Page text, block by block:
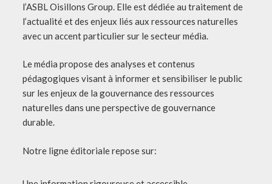
l’ASBL Oisillons Group. Elle est dédiée au traitement de
l’actualité et des enjeux liés aux ressources naturelles
avec un accent particulier sur le secteur média.
Le média propose des analyses et contenus
pédagogiques visant à informer et sensibiliser le public
sur les enjeux de la gouvernance des ressources
naturelles dans une perspective de gouvernance
durable.
Notre ligne éditoriale repose sur: